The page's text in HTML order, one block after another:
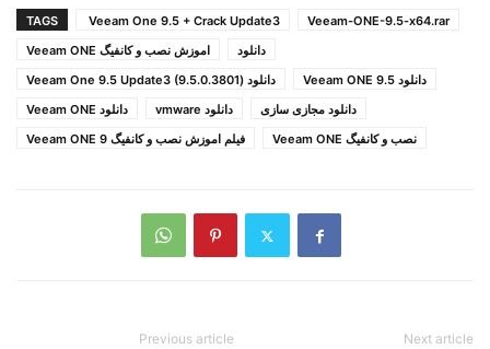
TAGS Veeam One 9.5 + Crack Update3
Veeam-ONE-9.5-x64.rar
اموزش نصب و کانفیگ Veeam ONE
دانلود
دانلود (Veeam One 9.5 Update3 (9.5.0.3801
دانلود 9.5 Veeam ONE
دانلود Veeam ONE
دانلود vmware
دانلود مجازی سازی
فیلم اموزش نصب و کانفیگ 9 Veeam ONE
نصب و کانفیگ Veeam ONE
Previous article Next article